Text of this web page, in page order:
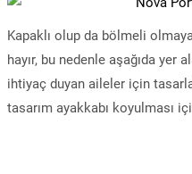
Kapaklı olup da bölmeli
hayır, bu nedenle aşağıda yer
ihtiyaç duyan aileler için
tasarım ayakkabı koyulması